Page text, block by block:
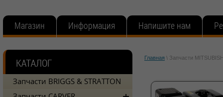
Магазин Информация Напишите нам
Главная \ Запчасти
Запчасти BRIGGS & STRATTON